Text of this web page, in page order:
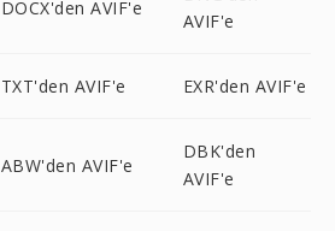
DOCX'den AVIF'e
AVIF'e
TXT'den AVIF'e EXR'den AVIF'e
ABW'den AVIF'e
DBK'den
AVIF'e